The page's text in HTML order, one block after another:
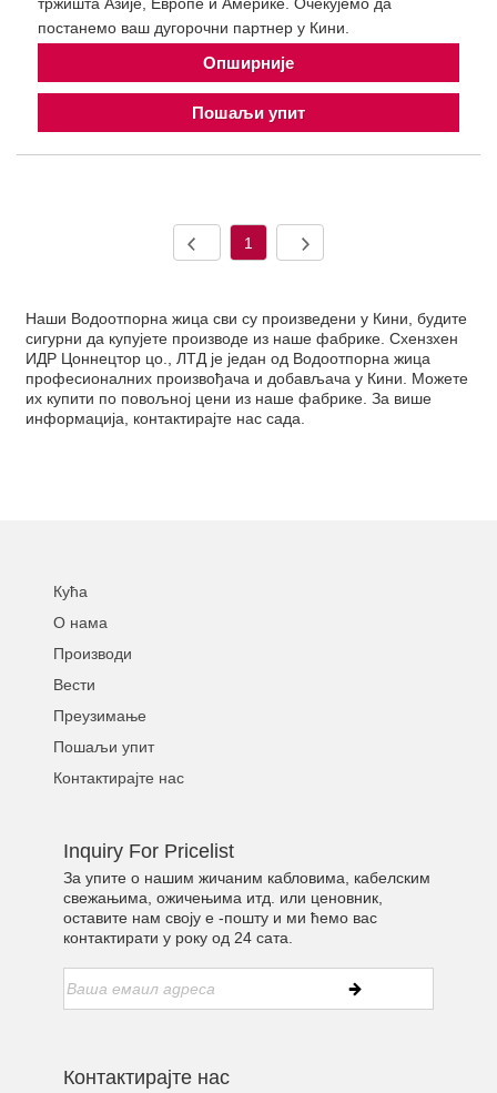
постанемо ваш дугорочни партнер у Кини.
Опширније
Пошаљи упит
1
Наши Водоотпорна жица сви су произведени у Кини, будите
сигурни да купујете производе из наше фабрике. Схензхен
ИДР Цоннецтор цо., ЛТД је један од Водоотпорна жица
професионалних произвођача и добављача у Кини. Можете
их купити по повољној цени из наше фабрике. За више
информација, контактирајте нас сада.
Кућа
О нама
Производи
Вести
Преузимање
Пошаљи упит
Контактирајте нас
Inquiry For Pricelist
За упите о нашим жичаним кабловима, кабелским
свежањима, ожичењима итд. или ценовник,
оставите нам своју е -пошту и ми ћемо вас
контактирати у року од 24 сата.
Контактирајте нас